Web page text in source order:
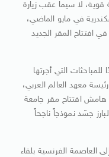
لا سيما عقب زيارة
في مايو الماضي،
افتتاح المقر الجديد
للمباحثات التي أجرتها
معهد العالم العربي،
هامش افتتاح مقر جامعة
جسّد نموذجاً ناجحاً
العاصمة الفرنسية بلقاء